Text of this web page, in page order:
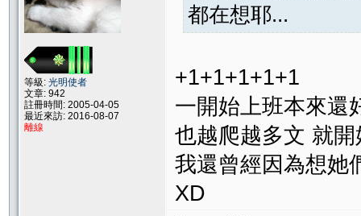
等級: 光明使者
文章: 942
註冊時間: 2005-04-05
最近來訪: 2016-08-07
離線
都在想耶...
+1+1+1+1+1
一開始上班本來還
也越爬越多文 就
我還曾經因為想她
XD